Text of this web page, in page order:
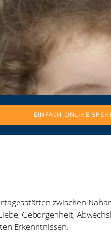
EINFACH ONLINE
zwischen
Geborgenheit,
Erkenntnissen.